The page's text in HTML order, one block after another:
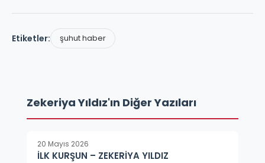
Etiketler: şuhut haber
Zekeriya Yıldız'ın Diğer Yazıları
20 Mayıs 2026
İLK KURŞUN – ZEKERİYA YILDIZ